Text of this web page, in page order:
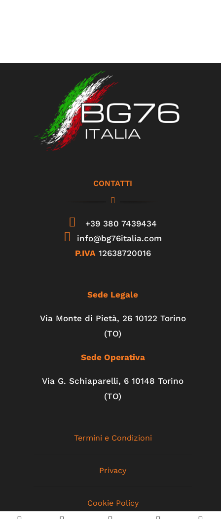
CONTATTI
+39 380 7439434
info@bg76italia.com
P.IVA 12638720016
Sede Legale
Via Monte di Pietà, 26 10122 Torino
(TO)
Sede Operativa
Via G. Schiaparelli, 6 10148 Torino
(TO)
Termini e Condizioni
Privacy
Cookie Policy